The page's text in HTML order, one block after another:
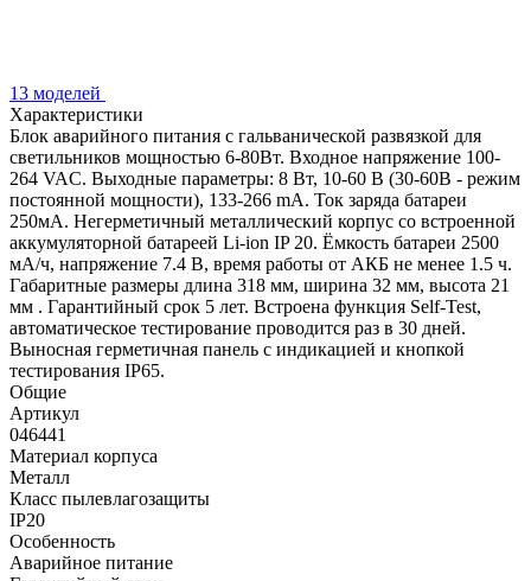
13 моделей
Характеристики
Блок аварийного питания с гальванической развязкой для
светильников мощностью 6-80Вт. Входное напряжение 100-
264 VAC. Выходные параметры: 8 Вт, 10-60 В (30-60В - режим
постоянной мощности), 133-266 mА. Ток заряда батареи
250мА. Негерметичный металлический корпус со встроенной
аккумуляторной батареей Li-ion IP 20. Ёмкость батареи 2500
мА/ч, напряжение 7.4 В, время работы от АКБ не менее 1.5 ч.
Габаритные размеры длина 318 мм, ширина 32 мм, высота 21
мм . Гарантийный срок 5 лет. Встроена функция Self-Test,
автоматическое тестирование проводится раз в 30 дней.
Выносная герметичная панель с индикацией и кнопкой
тестирования IP65.
Общие
Артикул
046441
Материал корпуса
Металл
Класс пылевлагозащиты
IP20
Особенность
Аварийное питание